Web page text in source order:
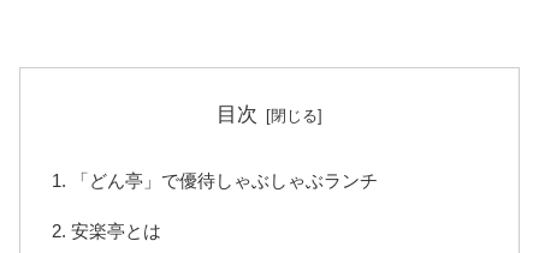
目次
「どん亭」で優待しゃぶしゃぶランチ
安楽亭とは